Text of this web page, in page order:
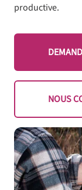
productive.
NOUS